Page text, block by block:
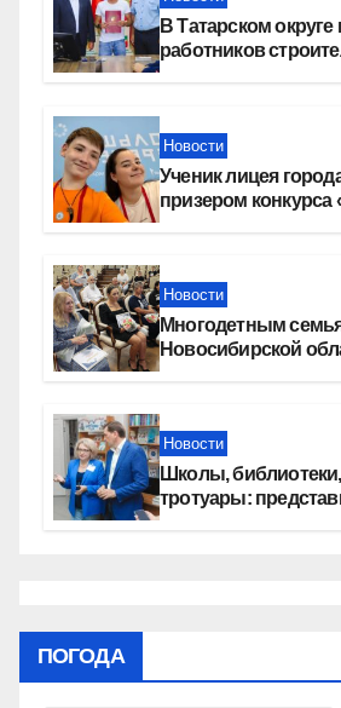
В Татарском
работников
Новости
Ученик лицея
призером
Новости
Многодетным
Новосибирской
Новости
Школы,
тротуары:
ПОГОДА